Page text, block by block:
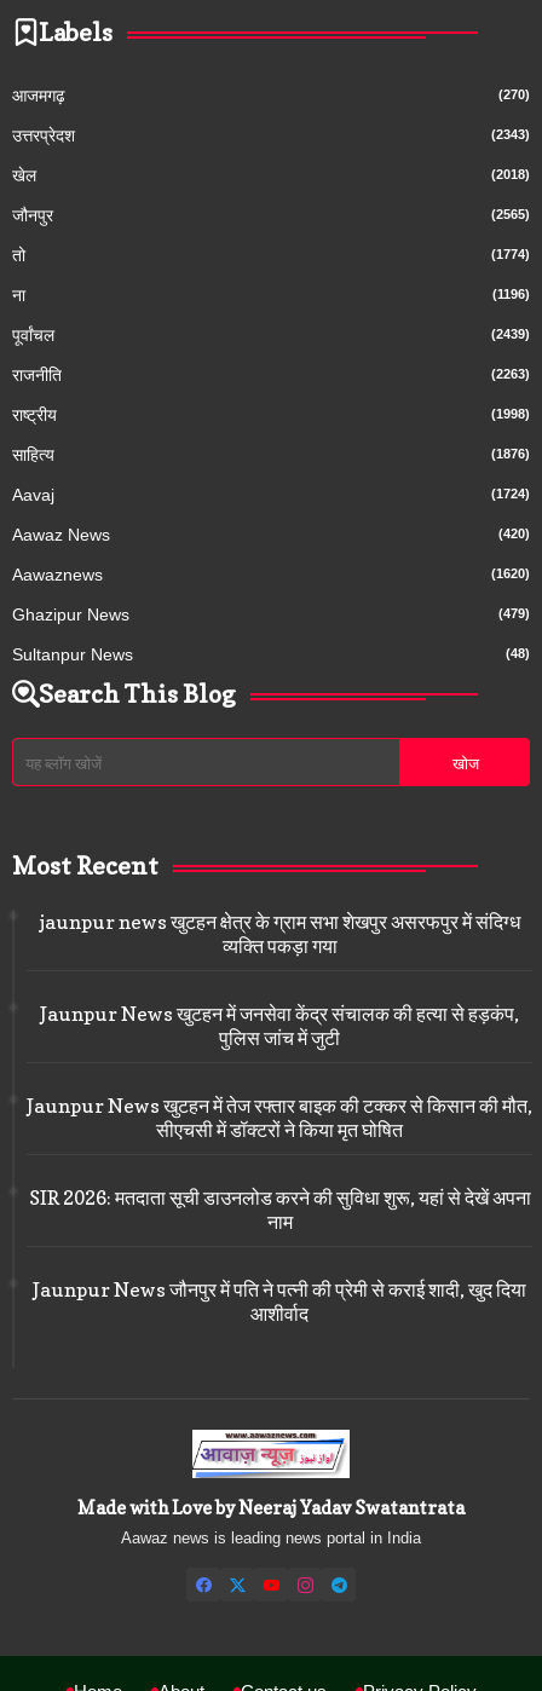
Labels
आजमगढ़ (270)
उत्तरप्रेदश (2343)
खेल (2018)
जौनपुर (2565)
तो (1774)
ना (1196)
पूर्वांचल (2439)
राजनीति (2263)
राष्ट्रीय (1998)
साहित्य (1876)
Aavaj (1724)
Aawaz News (420)
Aawaznews (1620)
Ghazipur News (479)
Sultanpur News (48)
Search This Blog
Most Recent
jaunpur news खुटहन क्षेत्र के ग्राम सभा शेखपुर असरफपुर में संदिग्ध
व्यक्ति पकड़ा गया
Jaunpur News खुटहन में जनसेवा केंद्र संचालक की हत्या से हड़कंप,
पुलिस जांच में जुटी
Jaunpur News खुटहन में तेज रफ्तार बाइक की टक्कर से किसान की मौत,
सीएचसी में डॉक्टरों ने किया मृत घोषित
SIR 2026: मतदाता सूची डाउनलोड करने की सुविधा शुरू, यहां से देखें अपना
नाम
Jaunpur News जौनपुर में पति ने पत्नी की प्रेमी से कराई शादी, खुद दिया
आशीर्वाद
Made with Love by Neeraj Yadav Swatantrata
Aawaz news is leading news portal in India